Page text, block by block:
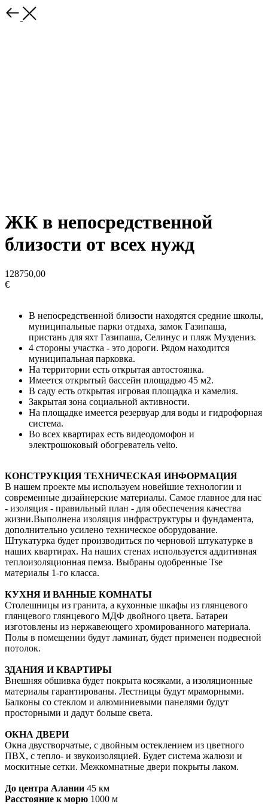
ЖК в непосредственной
близости от всех нужд
128750,00
€
В непосредственной близости находятся средние школы,
муниципальные парки отдыха, замок Газипаша,
пристань для яхт Газипаша, Селинус и пляж Муздениз.
4 стороны участка - это дороги. Рядом находится
муниципальная парковка.
На территории есть открытая автостоянка.
Имеется открытый бассейн площадью 45 м2.
В саду есть открытая игровая площадка и камелия.
Закрытая зона социальной активности.
На площадке имеется резервуар для воды и гидрофорная
система.
Во всех квартирах есть видеодомофон и
электрошоковый обогреватель veito.
КОНСТРУКЦИЯ ТЕХНИЧЕСКАЯ ИНФОРМАЦИЯ
В нашем проекте мы используем новейшие технологии и
современные дизайнерские материалы. Самое главное для нас
- изоляция - правильный план - для обеспечения качества
жизни.Выполнена изоляция инфраструктуры и фундамента,
дополнительно усилено техническое оборудование.
Штукатурка будет производиться по черновой штукатурке в
наших квартирах. На наших стенах используется аддитивная
теплоизоляционная пемза. Выбраны одобренные Tse
материалы 1-го класса.
КУХНЯ И ВАННЫЕ КОМНАТЫ
Столешницы из гранита, а кухонные шкафы из глянцевого
глянцевого глянцевого МДФ двойного цвета. Батареи
изготовлены из нержавеющего хромированного материала.
Полы в помещении будут ламинат, будет применен подвесной
потолок.
ЗДАНИЯ И КВАРТИРЫ
Внешняя обшивка будет покрыта косяками, а изоляционные
материалы гарантированы. Лестницы будут мраморными.
Балконы со стеклом и алюминиевыми панелями будут
просторными и дадут больше света.
ОКНА ДВЕРИ
Окна двустворчатые, с двойным остеклением из цветного
ПВХ, с тепло- и звукоизоляцией. Будет система жалюзи и
москитные сетки. Межкомнатные двери покрыты лаком.
До центра Алании 45 км
Расстояние к морю 1000 м